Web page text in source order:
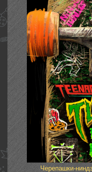
Черепашки-